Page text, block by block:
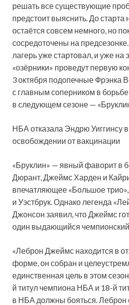
решать все существующие
предстоит выяснить. До старта
остаётся совсем немного, но
сосредоточены на
лагерь уже стартовал, и уже на
«озёрники» проведут первую
3 октября подопечные Фрэнка
с главным соперником в борьбе
в следующем сезоне —
НБА отказала Эндрю Уиггинсу
освобождении от вакцинации
«Бруклин» — явный фаворит в
Дюрант, Джеймс Харден и
впечатляющее «Большое
и Уэстбрук. Однако легенда
Джонсон заявил, что Джеймс
один выдающийся чемпионский
«Леброн Джеймс находится в
форме, он собран и
единственная цель в этом
й титул чемпиона НБА и 18-й
в НБА должны бояться. Леброн